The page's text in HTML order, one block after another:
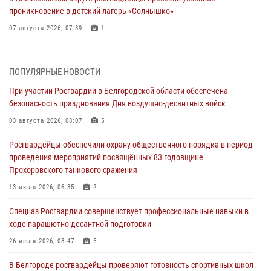
проникновение в детский лагерь «Солнышко»
07 августа 2026, 07:39 1
Подвиги героев‑росгвардейцев увековечили в новой музейной
экспозиции белгородского музея‑диорамы «Курская битва.
06 августа 2026, 12:05 3
В Белгороде росгвардейцы проверяют готовность спортивных школ
областного центра к новому учебному году
Росгвардия обеспечила общественную безопасность празднования
83-й годовщины освобождения г. Белгорода от немецко -
06 августа 2026, 06:54 3
ПОПУЛЯРНЫЕ НОВОСТИ
При участии Росгвардии в Белгородской области обеспечена
безопасность празднования Дня воздушно-десантных войск
03 августа 2026, 08:07 5
Росгвардейцы обеспечили охрану общественного порядка в период
проведения мероприятий посвящённых 83 годовщине
Прохоровского танкового сражения
13 июля 2026, 06:35 2
Спецназ Росгвардии совершенствует профессиональные навыки в
ходе парашютно-десантной подготовки
26 июля 2026, 08:47 5
В Белгороде росгвардейцы проверяют готовность спортивных школ